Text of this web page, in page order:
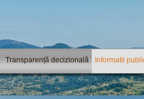
Transparență decizională Informatii